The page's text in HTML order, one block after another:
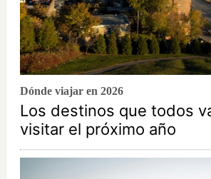
Dónde viajar en 2026
Los destinos que todos
visitar el próximo año